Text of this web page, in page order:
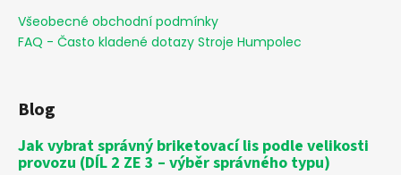
Všeobecné obchodní podmínky
FAQ - Často kladené dotazy Stroje Humpolec
Blog
Jak vybrat správný briketovací lis podle velikosti
provozu (DÍL 2 ZE 3 – výběr správného typu)